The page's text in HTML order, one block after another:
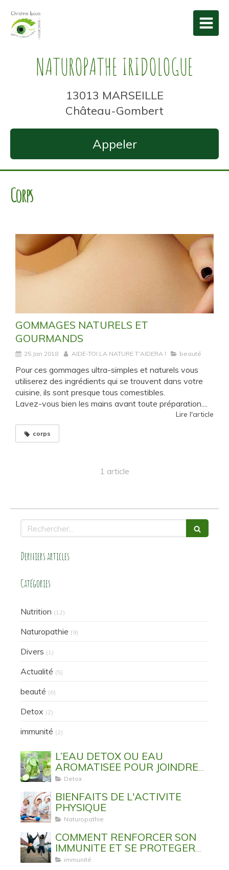
NATUROPATHE IRIDOLOGUE
13013 MARSEILLE
Château-Gombert
Appeler
Corps
GOMMAGES NATURELS ET
GOURMANDS
25 Jan 2018 AIDE-TOI LA NATURE T'AIDERA ! beauté
Pour ces gommages ultra-simples et naturels vous
utiliserez des ingrédients qui se trouvent dans votre
cuisine, ils sont presque tous comestibles.
Lavez-vous bien les mains avant toute préparation....
Lire l'article
corps
1 article
Rechercher
Derniers articles
Catégories
Nutrition (12)
Naturopathie (9)
Divers (1)
Actualité (5)
beauté (6)
Detox (2)
immunité (2)
L’EAU DETOX OU EAU
AROMATISEE POUR JOINDRE
L’UTILE A L’AGREABLE
Detox
BIENFAITS DE L'ACTIVITE
PHYSIQUE
Naturopathie
COMMENT RENFORCER SON
IMMUNITE ET SE PROTEGER
DES VIRUS ET MALADIES
immunité